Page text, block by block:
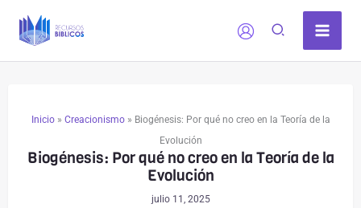
Inicio» Creacionismo» Biogénesis: Por qué no creo en la Teoría de la
Evolución
Biogénesis: Por qué no creo en la Teoría de la
Evolución
julio 11, 2025